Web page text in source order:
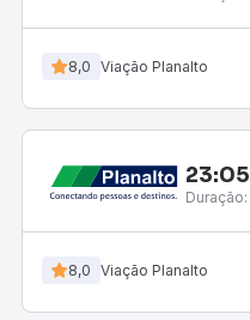
8,0 Viação Planalto
23:05
Duração:
8,0 Viação Planalto